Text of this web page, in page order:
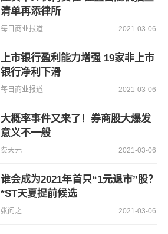
清单再添律所
每日商业报道 2021-03-06
上市银行盈利能力增强 19家非上市
银行净利下滑
每日商业报道 2021-03-06
大概率事件又来了！券商股大爆发
意义不一般
费天元 2021-03-06
谁会成为2021年首只“1元退市”股？
*ST天夏提前候选
张问之 2021-03-06